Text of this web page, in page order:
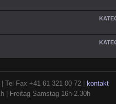
Tel Fax +41 61 321 00 72 |
kontakt
| Freitag Samstag 16h-2.30h